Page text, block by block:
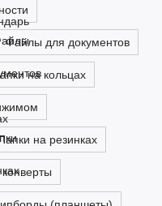
Файлы для документов
на кольцах
на резинках